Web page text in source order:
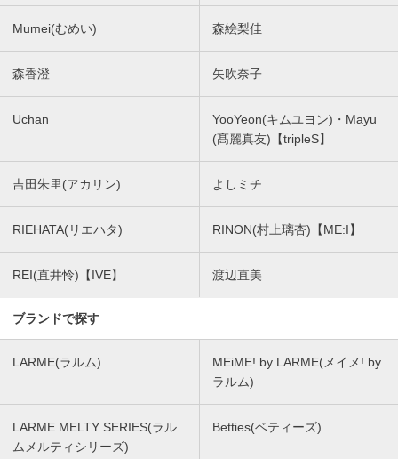
Mumei(むめい) 森絵梨佳
森香澄 矢吹奈子
Uchan
YooYeon(キムユヨン)・Mayu
(髙麗真友)【tripleS】
吉田朱里(アカリン) よしミチ
RIEHATA(リエハタ) RINON(村上璃杏)【ME:I】
REI(直井怜)【IVE】 渡辺直美
ブランドで探す
LARME(ラルム)
MEiME! by LARME(メイメ! by
ラルム)
LARME MELTY SERIES(ラル
ムメルティシリーズ)
Betties(ベティーズ)